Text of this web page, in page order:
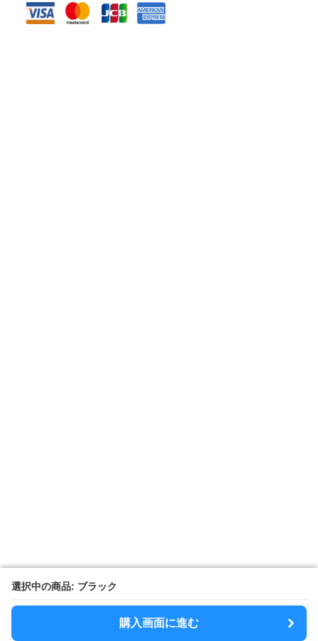
選択中の商品: ブラック
購入画面に進む
選択中の商品: ブラック
購入画面に進む